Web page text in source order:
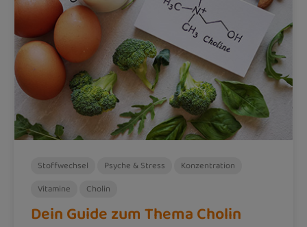
Stoffwechsel Psyche & Stress
Konzentration
Vitamine
Cholin
Dein Guide zum Thema Cholin